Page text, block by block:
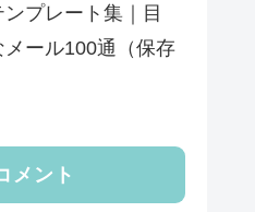
プレート集｜目
ール100通（保存
メント